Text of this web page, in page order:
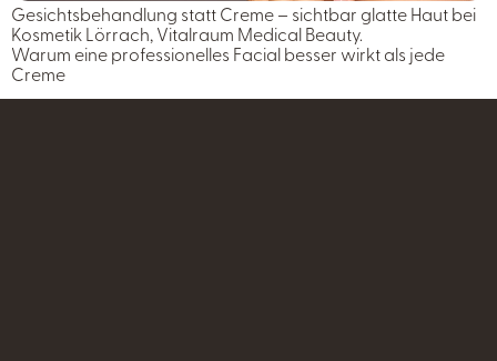
Gesichtsbehandlung statt Creme – sichtbar glatte Haut bei
Kosmetik Lörrach, Vitalraum Medical Beauty.
Warum eine professionelles Facial besser wirkt als jede
Creme